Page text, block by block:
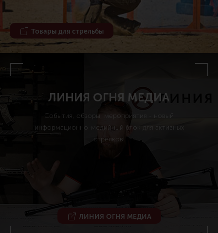
ЛИНИЯ ОГНЯ МЕДИА
События, обзоры, мероприятия - новый
информационно-медийный блок для активных
стрелков!
ЛИНИЯ ОГНЯ МЕДИА
Товары для стрельбы